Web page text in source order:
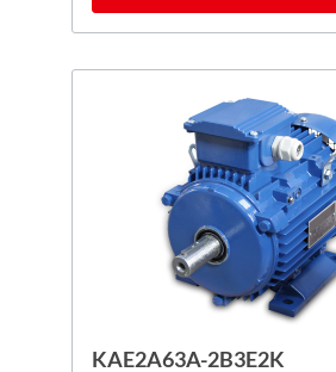
KAE2A63A-2B3E2K